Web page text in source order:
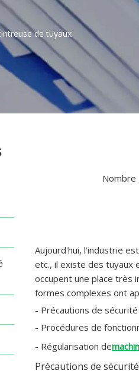
de tuyaux
Nombre
Aujourd'hui, l'industrie
etc., il existe des tuyaux
occupent une place très
formes complexes ont
- Précautions de
- Procédures de
- Régularisation de
Précautions de